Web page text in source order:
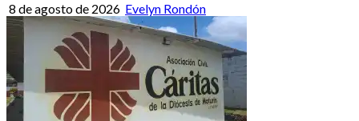
8 de agosto de 2026 Evelyn Rondón